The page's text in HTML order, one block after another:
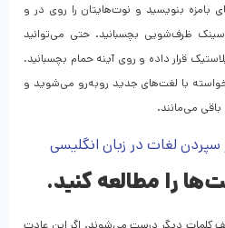
بامزه بنویسید و نوت‌هایتان را روی در و
ظرف‌شویی بچسبانید. حتی می‌توانید
قرار داده و روی آینه حمام بچسبانید.
با لغت‌های جدید روبه‌رو می‌شوید و
می‌مانند.
را مطالعه کنید.